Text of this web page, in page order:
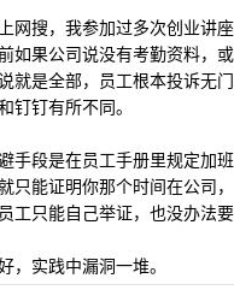
网搜，我参加过多次创业讲
如果公司说没有考勤资料，
就是全部，员工根本投诉无
钉钉有所不同。
手段是在员工手册里规定加
只能证明你那个时间在公司
工只能自己举证，也没办法要
，实践中漏洞一堆。